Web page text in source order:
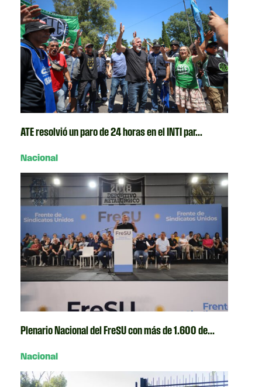
ATE resolvió un paro de 24 horas en el INTI par...
Nacional
Plenario Nacional del FreSU con más de 1.600 de...
Nacional